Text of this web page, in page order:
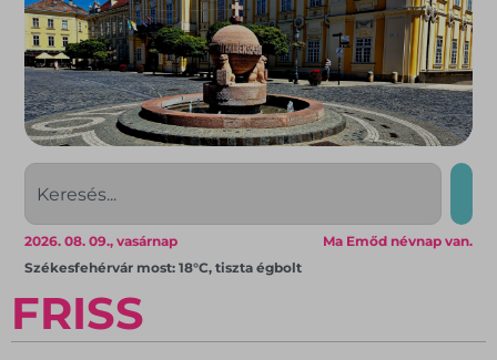
Ma Emőd névnap van.
2026. 08. 09., vasárnap
Székesfehérvár most: 18°C, tiszta égbolt
FRISS